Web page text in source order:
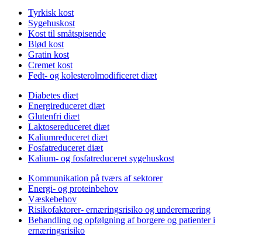
Tyrkisk kost
Sygehuskost
Kost til småtspisende
Blød kost
Gratin kost
Cremet kost
Fedt- og kolesterolmodificeret diæt
Diabetes diæt
Energireduceret diæt
Glutenfri diæt
Laktosereduceret diæt
Kaliumreduceret diæt
Fosfatreduceret diæt
Kalium- og fosfatreduceret sygehuskost
Kommunikation på tværs af sektorer
Energi- og proteinbehov
Væskebehov
Risikofaktorer- ernæringsrisiko og underernæring
Behandling og opfølgning af borgere og patienter i
ernæringsrisiko